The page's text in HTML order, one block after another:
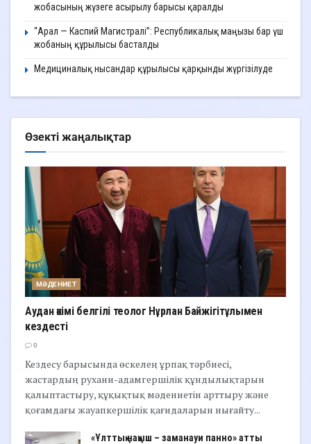
жобасының жүзеге асырылу барысы қаралды
“Арал — Каспий Магистралі”: Республикалық маңызы бар үш
жобаның құрылысы басталды
Медициналық нысандар құрылысы қарқынды жүргізілуде
Өзекті жаңалықтар
МӘДЕНИЕТ
Аудан әкімі белгілі теолог Нұрлан Байжігітұлымен
кездесті
0
Кездесу барысында өскелең ұрпақ тәрбиесі,
жастардың рухани-адамгершілік құндылықтарын
қалыптастыру, құқықтық мәдениетін арттыру және
қоғамдағы жауапкершілік қағидаларын нығайту...
«Ұлттық нақыш – заманауи панно» атты